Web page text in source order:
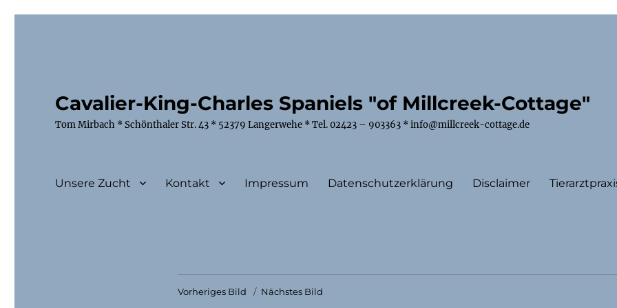
Cavalier-King-Charles Spaniels "of Millcreek-Cottage"
Tom Mirbach * Schönthaler Str. 43 * 52379 Langerwehe * Tel. 02423 – 903363 * info@millcreek-cottage.de
Unsere Zucht Kontakt Impressum Datenschutzerklärung Disclaimer
Vorheriges Bild Nächstes Bild